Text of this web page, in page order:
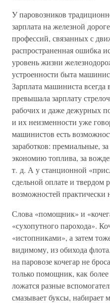
У паровозников
зарплата на железной
профессий, связанных с
распространенная ошибка
уровень жизни
устроенности быта
Зарплата машиниста всегда
превышала зарплату
рабочих и даже дежурных
и их неизменности уже
машинистов есть
заработков: премиальные,
экономию топлива, за
т. д. А у станционной
сдельной оплате и твердом
возможностей практически
Слова «помощник» и
«сухопутного парохода».
«истопниками», а затем
видимому, из обихода
на паровозе кочегар не
только помощник, как
ложатся разные
смазывает буксы, набирает